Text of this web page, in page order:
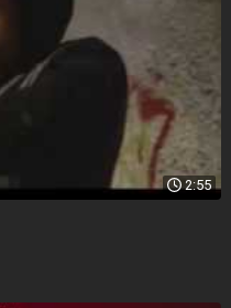
2:55